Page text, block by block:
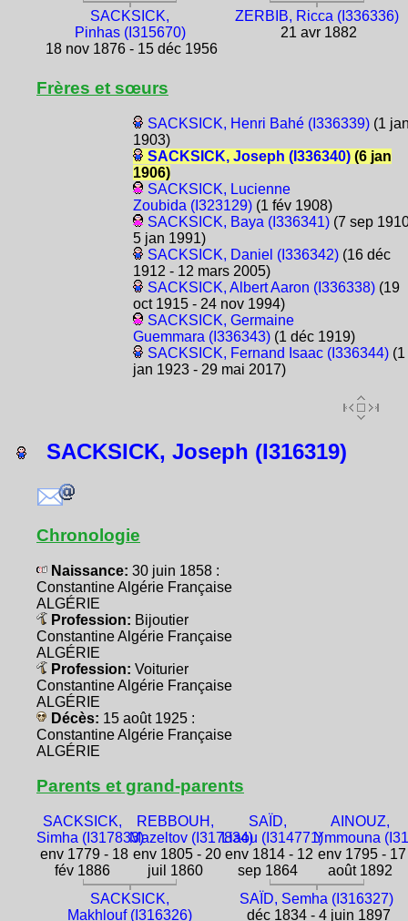
SACKSICK,
Pinhas (I315670)
18 nov 1876 - 15 déc 1956
ZERBIB, Ricca (I336336)
21 avr 1882
Frères et sœurs
SACKSICK, Henri Bahé (I336339)(1
1903)
SACKSICK, Joseph (I336340)(6 jan
1906)
SACKSICK, Lucienne
Zoubida (I323129)(1 fév 1908)
SACKSICK, Baya (I336341)(7 sep
5 jan 1991)
SACKSICK, Daniel (I336342)(16 déc
1912 - 12 mars 2005)
SACKSICK, Albert Aaron (I336338)(19
oct 1915 - 24 nov 1994)
SACKSICK, Germaine
Guemmara (I336343)(1 déc 1919)
SACKSICK, Fernand Isaac (I336344)(1
jan 1923 - 29 mai 2017)
SACKSICK, Joseph (I316319)
Chronologie
Naissance: 30 juin 1858 :
Constantine Algérie Française
ALGÉRIE
Profession: Bijoutier
Constantine Algérie Française
ALGÉRIE
Profession: Voiturier
Constantine Algérie Française
ALGÉRIE
Décès: 15 août 1925 :
Constantine Algérie Française
ALGÉRIE
Parents et grand-parents
SACKSICK,
Simha (I317833)
env 1779 - 18
fév 1886
REBBOUH,
Mazeltov (I317834)
env 1805 - 20
juil 1860
SAÏD,
Liaou (I314771)
env 1814 - 12
sep 1864
AINOUZ,
Ymmouna
env 1795 - 17
août 1892
SACKSICK,
Makhlouf (I316326)
SAÏD, Semha (I316327)
déc 1834 - 4 juin 1897